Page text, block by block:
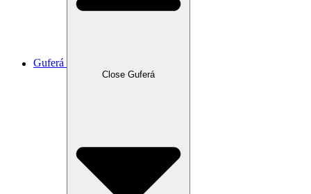
Guferá
Close Guferá